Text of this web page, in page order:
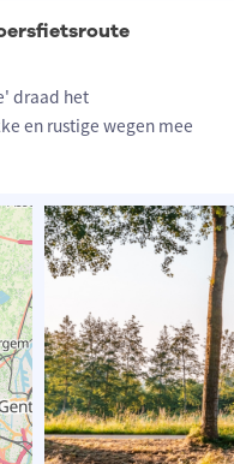
draad het
en rustige wegen mee